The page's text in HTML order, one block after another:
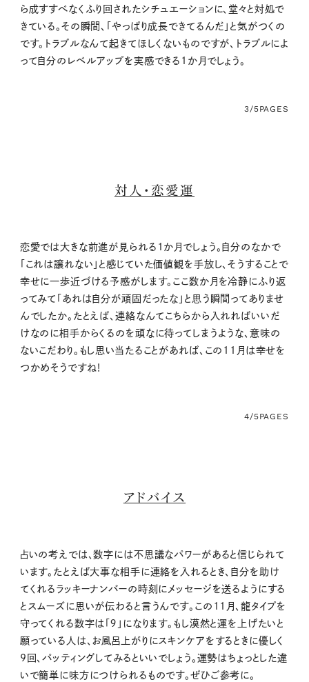
ら成すすべなくふり回されたシチュエーションに、堂々と対処で
きている。その瞬間、「やっぱり成長できてるんだ」と気がつくの
です。トラブルなんて起きてほしくないものですが、トラブルによ
って自分のレベルアップを実感できる1か月でしょう。
3/5PAGES
対人・恋愛運
恋愛では大きな前進が見られる1か月でしょう。自分のなかで
「これは譲れない」と感じていた価値観を手放し、そうすることで
幸せに一歩近づける予感がします。ここ数か月を冷静にふり返
ってみて「あれは自分が頑固だったな」と思う瞬間ってありませ
んでしたか。たとえば、連絡なんてこちらから入れればいいだ
けなのに相手からくるのを頑なに待ってしまうような、意味の
ないこだわり。もし思い当たることがあれば、この11月は幸せを
つかめそうですね！
4/5PAGES
アドバイス
占いの考えでは、数字には不思議なパワーがあると信じられて
います。たとえば大事な相手に連絡を入れるとき、自分を助け
てくれるラッキーナンバーの時刻にメッセージを送るようにする
とスムーズに思いが伝わると言うんです。この11月、龍タイプを
守ってくれる数字は「９」になります。もし漠然と運を上げたいと
願っている人は、お風呂上がりにスキンケアをするときに優しく
9回、パッティングしてみるといいでしょう。運勢はちょっとした違
いで簡単に味方につけられるものです。ぜひご参考に。